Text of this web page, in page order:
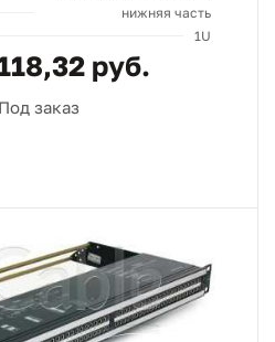
нижняя часть
1U
руб.
Под заказ